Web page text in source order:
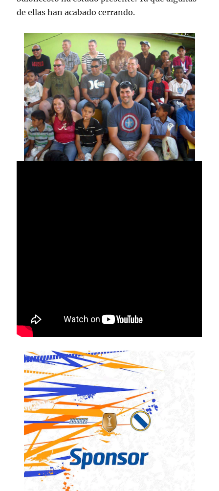
de ellas han acabado cerrando.